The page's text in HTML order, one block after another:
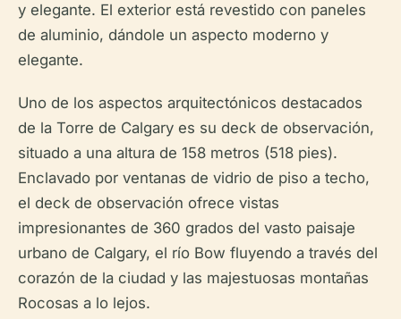
y elegante. El exterior está revestido con paneles
de aluminio, dándole un aspecto moderno y
elegante.
Uno de los aspectos arquitectónicos destacados
de la Torre de Calgary es su deck de observación,
situado a una altura de 158 metros (518 pies).
Enclavado por ventanas de vidrio de piso a techo,
el deck de observación ofrece vistas
impresionantes de 360 grados del vasto paisaje
urbano de Calgary, el río Bow fluyendo a través del
corazón de la ciudad y las majestuosas montañas
Rocosas a lo lejos.